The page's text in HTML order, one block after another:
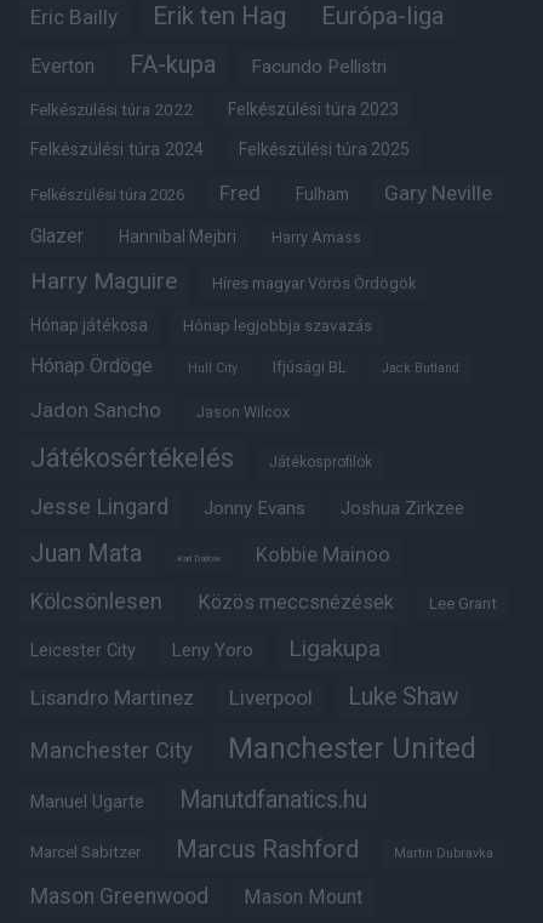
Eric Bailly Erik ten Hag Európa-liga
Everton FA-kupa Facundo Pellistri
Felkészülési túra 2022 Felkészülési túra 2023
Felkészülési túra 2024 Felkészülési túra 2025
Felkészülési túra 2026 Fred Fulham Gary Neville
Glazer Hannibal Mejbri Harry Amass
Harry Maguire Híres magyar Vörös Ördögök
Hónap játékosa Hónap legjobbja szavazás
Hónap Ördöge Hull City Ifjúsági BL Jack Butland
Jadon Sancho Jason Wilcox
Játékosértékelés Játékosprofilok
Jesse Lingard Jonny Evans Joshua Zirkzee
Juan Mata Karl Darlow Kobbie Mainoo
Kölcsönlesen Közös meccsnézések Lee Grant
Leicester City Leny Yoro Ligakupa
Lisandro Martinez Liverpool Luke Shaw
Manchester City Manchester United
Manuel Ugarte Manutdfanatics.hu
Marcel Sabitzer Marcus Rashford Martin Dubravka
Mason Greenwood Mason Mount